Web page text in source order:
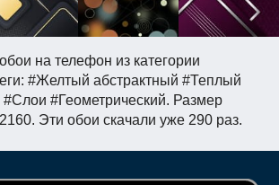
на телефон из категории
#Желтый абстрактный #Теплый
#Геометрический. Размер
Эти обои скачали уже 290 раз.